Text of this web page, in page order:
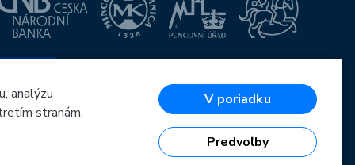
OP Podnikanie a inovácie pre konkurencieschopnosť
Európska únia
Európsky fond pre regionálny rozvoj
Investície do vašej budúcnosti
analýzu
stranám.
V poriadku
Predvoľby